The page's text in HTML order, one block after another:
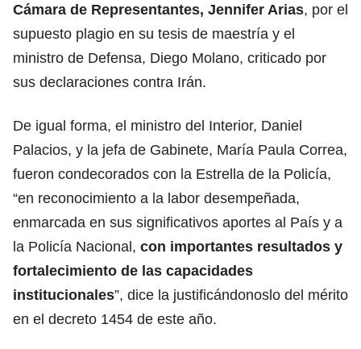
Cámara de Representantes, Jennifer Arias, por el
supuesto plagio en su tesis de maestría y el
ministro de Defensa, Diego Molano, criticado por
sus declaraciones contra Irán.
De igual forma, el ministro del Interior, Daniel
Palacios, y la jefa de Gabinete, María Paula Correa,
fueron condecorados con la Estrella de la Policía,
“en reconocimiento a la labor desempeñada,
enmarcada en sus significativos aportes al País y a
la Policía Nacional, con importantes resultados y
fortalecimiento de las capacidades
institucionales”, dice la justificándonoslo del mérito
en el decreto 1454 de este año.